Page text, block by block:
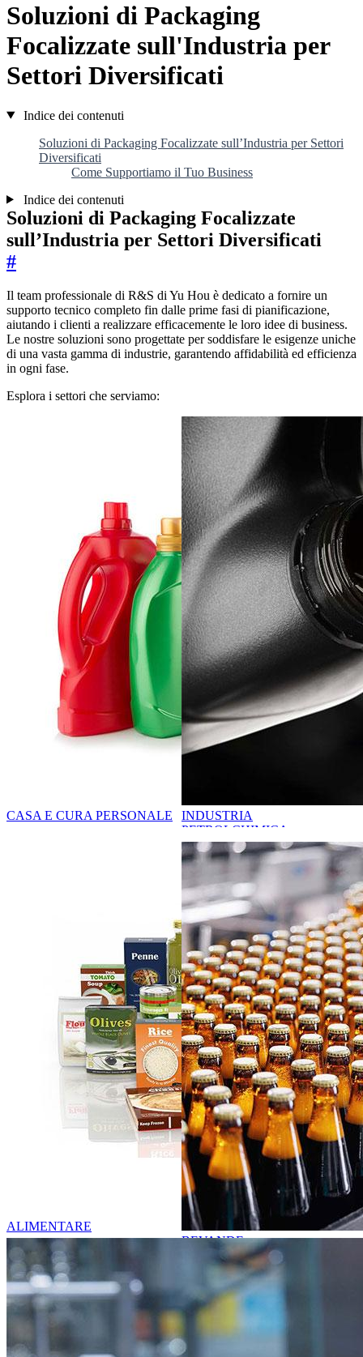
Soluzioni di Packaging
Focalizzate sull'Industria per
Settori Diversificati
Indice dei contenuti
Soluzioni di Packaging Focalizzate sull’Industria per Settori
Diversificati
Come Supportiamo il Tuo Business
Indice dei contenuti
Soluzioni di Packaging Focalizzate
sull’Industria per Settori Diversificati
#
Il team professionale di R&S di Yu Hou è dedicato a fornire un
supporto tecnico completo fin dalle prime fasi di pianificazione,
aiutando i clienti a realizzare efficacemente le loro idee di business.
Le nostre soluzioni sono progettate per soddisfare le esigenze uniche
di una vasta gamma di industrie, garantendo affidabilità ed efficienza
in ogni fase.
Esplora i settori che serviamo:
CASA E CURA PERSONALE
INDUSTRIA
PETROLCHIMICA
ALIMENTARE
BEVANDE